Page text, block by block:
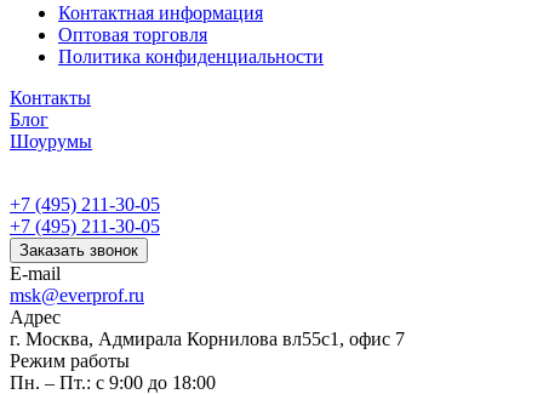
Контактная информация
Оптовая торговля
Политика конфиденциальности
Контакты
Блог
Шоурумы
+7 (495) 211-30-05
+7 (495) 211-30-05
Заказать звонок
E-mail
msk@everprof.ru
Адрес
г. Москва, Адмирала Корнилова вл55с1, офис 7
Режим работы
Пн. – Пт.: с 9:00 до 18:00